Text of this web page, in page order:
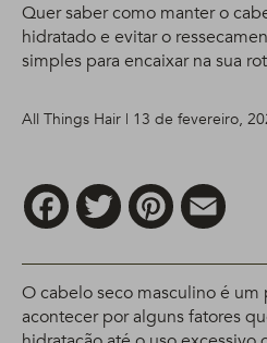
Quer saber como manter o
hidratado e evitar o
simples para encaixar na sua
All Things Hair | 13 de fevereiro,
FacebookTwitter Pinterest
O cabelo seco masculino é
acontecer por alguns fatores